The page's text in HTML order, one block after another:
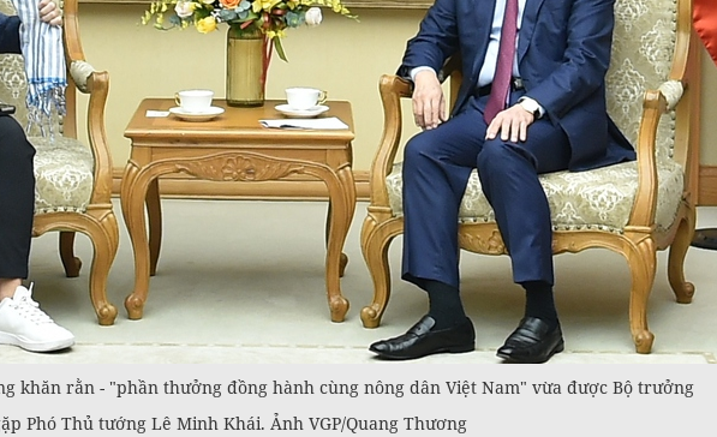
khăn rằn - "phần thưởng đồng hành cùng nông dân Việt Nam" vừa được Bộ trưởng
Phó Thủ tướng Lê Minh Khái. Ảnh VGP/Quang Thương